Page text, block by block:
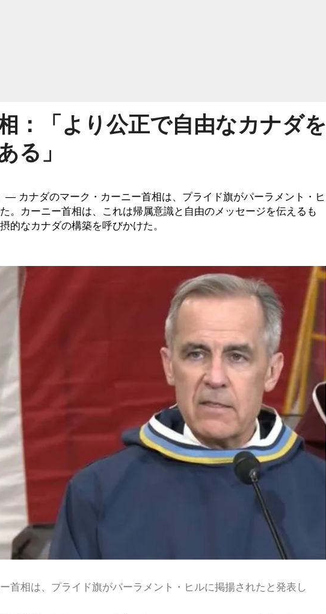
：「より公正で自由なカナダを
る」
― カナダのマーク・カーニー首相は、プライド旗がパーラメント・ヒ
。カーニー首相は、これは帰属意識と自由のメッセージを伝えるも
的なカナダの構築を呼びかけた。
首相は、プライド旗がパーラメント・ヒルに掲揚されたと発表し